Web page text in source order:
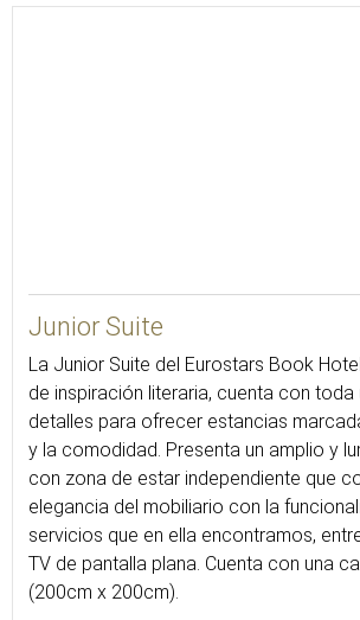
Junior Suite
La Junior Suite del Eurostars Book
de inspiración literaria, cuenta con toda
detalles para ofrecer estancias
y la comodidad. Presenta un amplio y
con zona de estar independiente que
elegancia del mobiliario con la
servicios que en ella encontramos,
TV de pantalla plana. Cuenta con una
(200cm x 200cm).